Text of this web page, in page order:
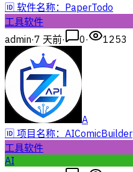
🆔 软件名称：PaperTodo
工具软件
admin·7 天前· 0· 1253
A
🆔 项目名称：AIComicBuilder
工具软件
AI